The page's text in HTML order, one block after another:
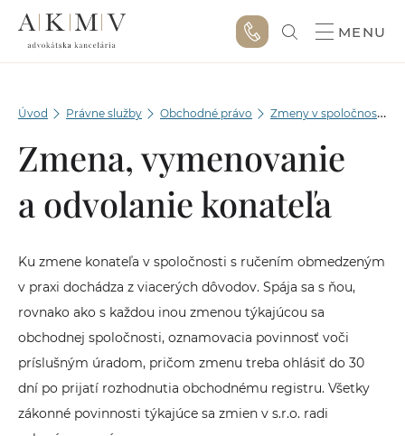
MENU
Úvod Právne služby Obchodné právo Zmeny v spoločnosti v OR
Zmena, vymenovanie
a odvolanie konateľa
Ku zmene konateľa v spoločnosti s ručením obmedzeným
v praxi dochádza z viacerých dôvodov. Spája sa s ňou,
rovnako ako s každou inou zmenou týkajúcou sa
obchodnej spoločnosti, oznamovacia povinnosť voči
príslušným úradom, pričom zmenu treba ohlásiť do 30
dní po prijatí rozhodnutia obchodnému registru. Všetky
zákonné povinnosti týkajúce sa zmien v s.r.o. radi